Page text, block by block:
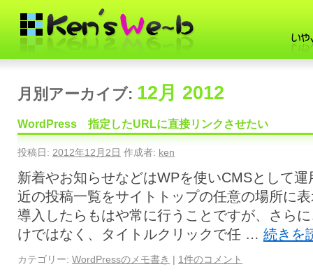
月別アーカイブ: 12月 2012
WordPress 指定したURLに直接リンクさせたい
投稿日: 2012年12月2日 作成者: ken
新着やお知らせなどはWPを使いCMSとして
近の投稿一覧をサイトトップの任意の場所に
導入したらもはや常に行うことですが、さら
けではなく、タイトルクリックで任 … 続きを
カテゴリー: WordPressのメモ書き | 1件のコメント